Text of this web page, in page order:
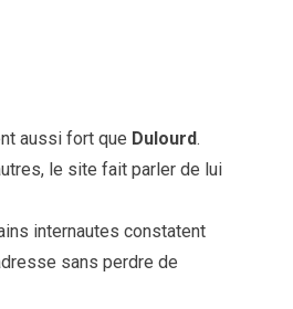
aussi fort que Dulourd.
le site fait parler de lui
internautes constatent
sans perdre de